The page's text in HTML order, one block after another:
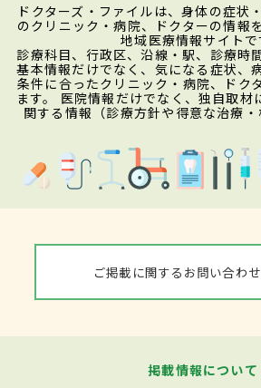
ドクターズ・ファイルは、身体の症状
のクリニック・病院、ドクターの情報
地域医療情報サイトで
診療科目、行政区、沿線・駅、診療時
基本情報だけでなく、気になる症状、
条件に合ったクリニック・病院、ドク
ます。 医院情報だけでなく、独自取材
関する情報（診療方針や得意な治療・
ご掲載に関するお問い合わ
掲載情報について